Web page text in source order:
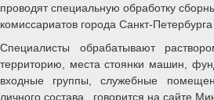
проводят специальную обработку
комиссариатов города Санкт-
Специалисты обрабатывают
территорию, места стоянки машин,
входные группы, служебные
личного состава, говорится на сайте